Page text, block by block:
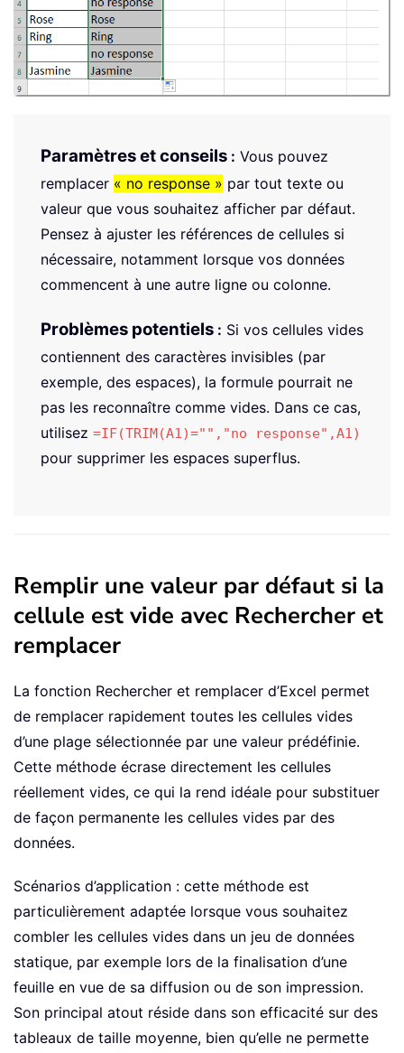
Paramètres et conseils : Vous pouvez
remplacer « no response » par tout texte ou
valeur que vous souhaitez afficher par défaut.
Pensez à ajuster les références de cellules si
nécessaire, notamment lorsque vos données
commencent à une autre ligne ou colonne.
Problèmes potentiels : Si vos cellules vides
contiennent des caractères invisibles (par
exemple, des espaces), la formule pourrait ne
pas les reconnaître comme vides. Dans ce cas,
utilisez =IF(TRIM(A1)="","no response",A1)
pour supprimer les espaces superflus.
Remplir une valeur par défaut si la
cellule est vide avec Rechercher et
remplacer
La fonction Rechercher et remplacer d’Excel permet
de remplacer rapidement toutes les cellules vides
d’une plage sélectionnée par une valeur prédéfinie.
Cette méthode écrase directement les cellules
réellement vides, ce qui la rend idéale pour substituer
de façon permanente les cellules vides par des
données.
Scénarios d’application : cette méthode est
particulièrement adaptée lorsque vous souhaitez
combler les cellules vides dans un jeu de données
statique, par exemple lors de la finalisation d’une
feuille en vue de sa diffusion ou de son impression.
Son principal atout réside dans son efficacité sur des
tableaux de taille moyenne, bien qu’elle ne permette